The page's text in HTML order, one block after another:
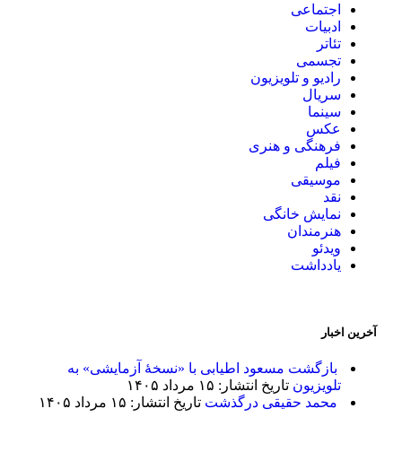
اجتماعی
ادبیات
تئاتر
تجسمی
رادیو و تلویزیون
سریال
سینما
عکس
فرهنگی و هنری
فیلم
موسیقی
نقد
نمایش خانگی
هنرمندان
ویدئو
یادداشت
آخرین اخبار
بازگشت مسعود اطیابی با «نسخهٔ آزمایشی» به
تلویزیون تاریخ انتشار: ۱۵ مرداد ۱۴۰۵
محمد حقیقی درگذشت تاریخ انتشار: ۱۵ مرداد ۱۴۰۵